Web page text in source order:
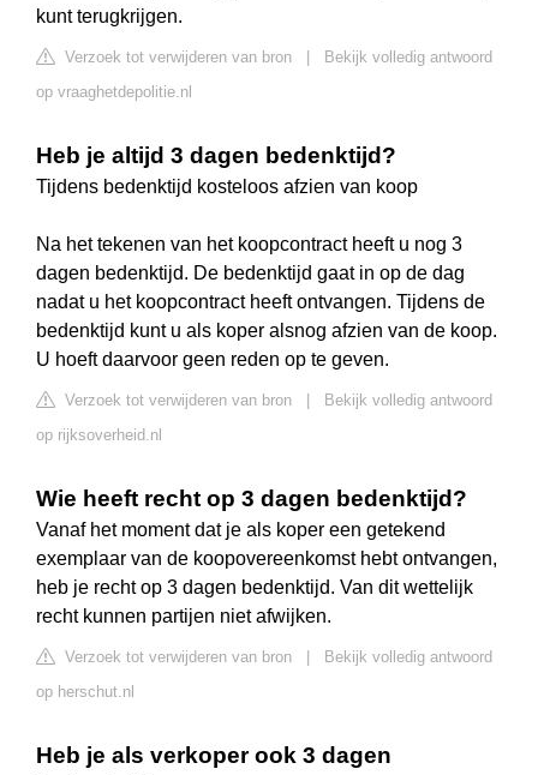
kunt terugkrijgen.
Verzoek tot verwijderen van bron
Bekijk volledig antwoord
op vraaghetdepolitie.nl
Heb je altijd 3 dagen bedenktijd?
Tijdens bedenktijd kosteloos afzien van koop
Na het tekenen van het koopcontract heeft u nog 3
dagen bedenktijd. De bedenktijd gaat in op de dag
nadat u het koopcontract heeft ontvangen. Tijdens de
bedenktijd kunt u als koper alsnog afzien van de koop.
U hoeft daarvoor geen reden op te geven.
Verzoek tot verwijderen van bron
Bekijk volledig antwoord
op rijksoverheid.nl
Wie heeft recht op 3 dagen bedenktijd?
Vanaf het moment dat je als koper een getekend
exemplaar van de koopovereenkomst hebt ontvangen,
heb je recht op 3 dagen bedenktijd. Van dit wettelijk
recht kunnen partijen niet afwijken.
Verzoek tot verwijderen van bron
Bekijk volledig antwoord
op herschut.nl
Heb je als verkoper ook 3 dagen